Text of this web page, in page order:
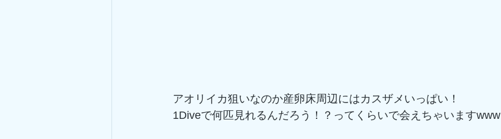
アオリイカ狙いなのか産卵床周辺にはカスザメいっぱい！
1Diveで何匹見れるんだろう！？ってくらいで会えちゃいますwww